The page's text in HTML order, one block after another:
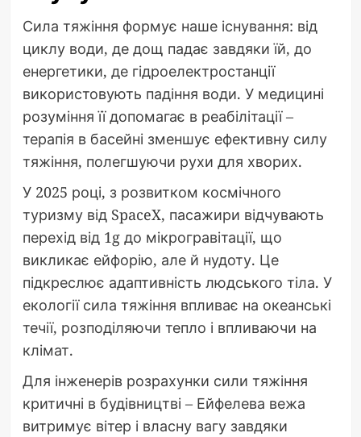
Сила тяжіння формує наше існування: від
циклу води, де дощ падає завдяки їй, до
енергетики, де гідроелектростанції
використовують падіння води. У медицині
розуміння її допомагає в реабілітації –
терапія в басейні зменшує ефективну силу
тяжіння, полегшуючи рухи для хворих.
У 2025 році, з розвитком космічного
туризму від SpaceX, пасажири відчувають
перехід від 1g до мікрогравітації, що
викликає ейфорію, але й нудоту. Це
підкреслює адаптивність людського тіла. У
екології сила тяжіння впливає на океанські
течії, розподіляючи тепло і впливаючи на
клімат.
Для інженерів розрахунки сили тяжіння
критичні в будівництві – Ейфелева вежа
витримує вітер і власну вагу завдяки